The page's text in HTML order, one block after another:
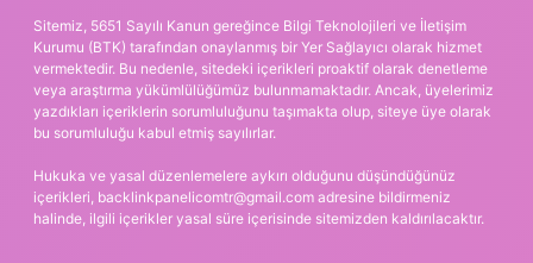
Sitemiz, 5651 Sayılı Kanun gereğince Bilgi Teknolojileri ve İletişim
Kurumu (BTK) tarafından onaylanmış bir Yer Sağlayıcı olarak hizmet
vermektedir. Bu nedenle, sitedeki içerikleri proaktif olarak denetleme
veya araştırma yükümlülüğümüz bulunmamaktadır. Ancak, üyelerimiz
yazdıkları içeriklerin sorumluluğunu taşımakta olup, siteye üye olarak
bu sorumluluğu kabul etmiş sayılırlar.
Hukuka ve yasal düzenlemelere aykırı olduğunu düşündüğünüz
içerikleri, backlinkpanelicomtr@gmail.com adresine bildirmeniz
halinde, ilgili içerikler yasal süre içerisinde sitemizden kaldırılacaktır.